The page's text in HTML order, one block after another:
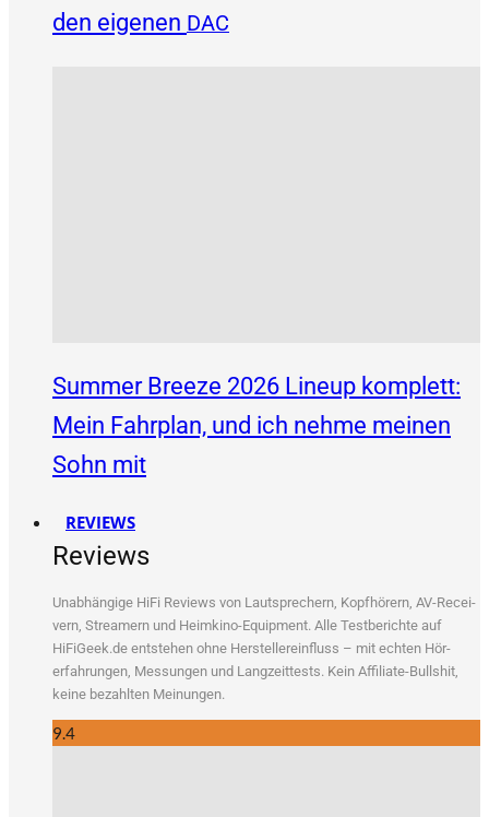
den eigenen DAC
Summer Breeze 2026 Lineup komplett:
Mein Fahrplan, und ich nehme meinen
Sohn mit
REVIEWS
Reviews
Unab­hän­gi­ge HiFi Reviews von Laut­spre­chern, Kopf­hö­rern, AV-Recei­
vern, Strea­mern und Heim­ki­no-Equip­ment. Alle Test­be­rich­te auf
HiFiGeek.de ent­ste­hen ohne Her­stel­ler­ein­fluss – mit ech­ten Hör­
erfah­run­gen, Mes­sun­gen und Lang­zeit­tests. Kein Affi­lia­te-Bull­shit,
kei­ne bezahl­ten Meinungen.
9.4